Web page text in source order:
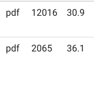
pdf 12016 30.9
pdf 2065 36.1